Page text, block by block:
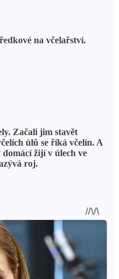
na včelařství.
Začali jim stavět
úlů se říká včelín. A
žijí v úlech ve
roj.